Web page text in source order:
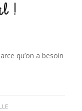
!
qu’on a besoin